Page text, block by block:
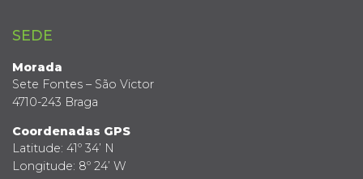
SEDE
Morada
Sete Fontes – São Victor
4710-243 Braga
Coordenadas GPS
Latitude: 41º 34’ N
Longitude: 8º 24’ W